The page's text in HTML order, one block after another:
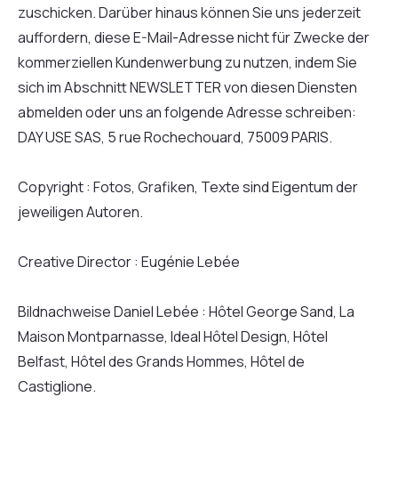
zuschicken. Darüber hinaus können Sie uns jederzeit
auffordern, diese E-Mail-Adresse nicht für Zwecke der
kommerziellen Kundenwerbung zu nutzen, indem Sie
sich im Abschnitt NEWSLETTER von diesen Diensten
abmelden oder uns an folgende Adresse schreiben:
DAY USE SAS, 5 rue Rochechouard, 75009 PARIS.
Copyright : Fotos, Grafiken, Texte sind Eigentum der
jeweiligen Autoren.
Creative Director : Eugénie Lebée
Bildnachweise Daniel Lebée : Hôtel George Sand, La
Maison Montparnasse, Ideal Hôtel Design, Hôtel
Belfast, Hôtel des Grands Hommes, Hôtel de
Castiglione.